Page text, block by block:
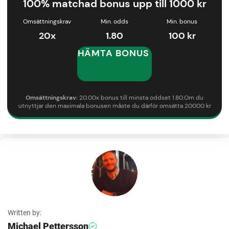
100% matchad bonus upp till 1000 kr
Omsättningskrav
20x
Min. odds
1.80
Min. bonus
100 kr
HÄMTA BONUS
Omsättningskrav:20.00x bonus till minsta oddset 1.80.Om du
utnyttjar den maximala bonusen måste du därför omsätta 20000 kr
1,80 odds. Giltigt i 90 dagar från att villkor uppfylls. Villkor gäller. Spela
ansvarsfullt. Stodlinjen.se -
Villkor och krav:
Written by:
Michael Pettersson